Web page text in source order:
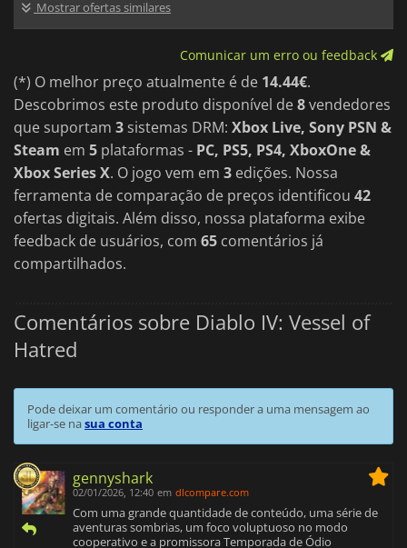
Mostrar ofertas similares
Comunicar um erro ou feedback
(*) O melhor preço atualmente é de 14.44€.
Descobrimos este produto disponível de8vendedores
que suportam 3 sistemas DRM: Xbox Live, Sony PSN &
Steam em 5 plataformas - PC, PS5, PS4, XboxOne &
Xbox Series X. O jogo vem em 3 edições. Nossa
ferramenta de comparação de preços identificou 42
ofertas digitais. Além disso, nossa plataforma exibe
feedback de usuários, com 65 comentários já
compartilhados.
Comentários sobre Diablo IV: Vessel of
Hatred
Pode deixar um comentário ou responder a uma mensagem ao
ligar-se nasua conta
gennyshark
02/01/2026, 12:40 em dlcompare.com
Com uma grande quantidade de conteúdo, uma série de
aventuras sombrias, um foco voluptuoso no modo
cooperativo e a promissora Temporada de Ódio